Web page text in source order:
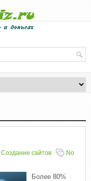
Создание сайтов
No
Более 80%